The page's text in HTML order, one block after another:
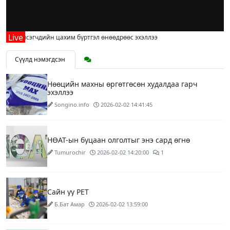
элсэгчдийн цахим бүртгэл өнөөдрөөс эхэллээ
Сүүлд нэмэгдсэн
Нөөцийн махны өргөтгөсөн худалдаа гарч
эхэллээ
Songino.info 2026-02-02 14:41:45
НӨАТ-ын буцаан олголтыг энэ сард өгнө
Tumurochir 2026-02-02 14:20:00 1
Сайн уу PET
Б.Бат Амар 2026-02-02 13:59:00